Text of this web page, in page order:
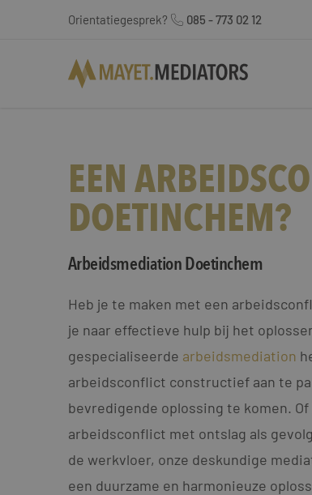
Orientatiegesprek? 085 - 773 02 12
EEN
DOETINCHEM?
Arbeidsmediation Doetinchem
Heb je te maken met een
je naar effectieve hulp bij het
gespecialiseerde arbeidsmediation
arbeidsconflict constructief aan te
bevredigende oplossing te komen.
arbeidsconflict met ontslag als
de werkvloer, onze deskundige
een duurzame en harmonieuze